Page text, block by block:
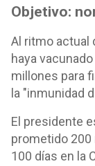
Objetivo:
Al ritmo actual
haya
millones para
la "inmunidad
El presidente
prometido
100 días en la